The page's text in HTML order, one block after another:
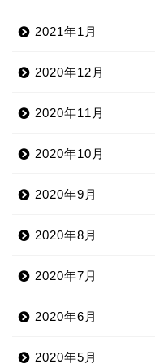
2021年1月
2020年12月
2020年11月
2020年10月
2020年9月
2020年8月
2020年7月
2020年6月
2020年5月